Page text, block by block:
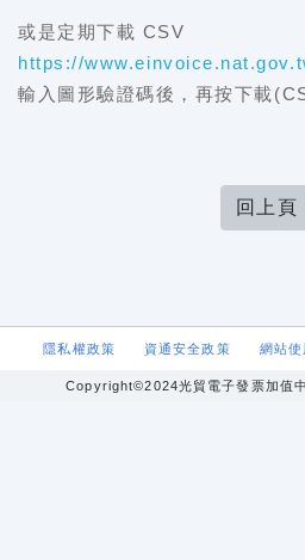
或是定期下載 CSV
https://
輸入圖形驗證碼後，再按下載
回上頁
隱私權政策 資通安全政策 網站使
Copyright©2024光貿電子發票加值